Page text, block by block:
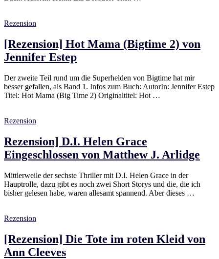
Rezension
[Rezension] Hot Mama (Bigtime 2) von
Jennifer Estep
Der zweite Teil rund um die Superhelden von Bigtime hat mir
besser gefallen, als Band 1. Infos zum Buch: AutorIn: Jennifer Estep
Titel: Hot Mama (Big Time 2) Originaltitel: Hot …
Rezension
Rezension] D.I. Helen Grace
Eingeschlossen von Matthew J. Arlidge
Mittlerweile der sechste Thriller mit D.I. Helen Grace in der
Hauptrolle, dazu gibt es noch zwei Short Storys und die, die ich
bisher gelesen habe, waren allesamt spannend. Aber dieses …
Rezension
[Rezension] Die Tote im roten Kleid von
Ann Cleeves